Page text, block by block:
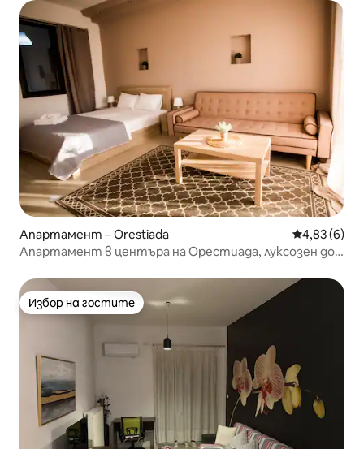
Апартамент – Orestiada Средна
4,83 (6)
Апартамент в центъра на Орестиада, луксозен дом
Избор на гостите
Избор на гостите